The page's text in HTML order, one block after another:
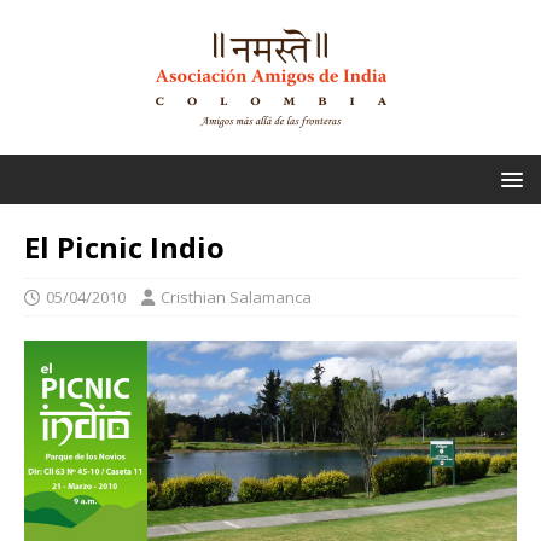
El Picnic Indio
05/04/2010 Cristhian Salamanca